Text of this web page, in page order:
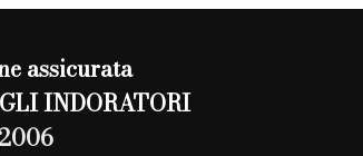
assicurata
INDORATORI